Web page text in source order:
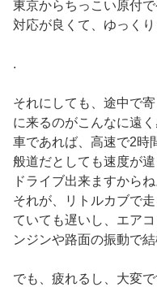
東京からちっこい原付
対応が良くて、ゆっく
.
それにしても、途中で
に来るのがこんなに遠
車であれば、高速で2時
般道だとしても速度が
ドライブ出来ますからね
それが、リトルカブで
ていても遅いし、エア
ンジンや路面の振動で
でも、疲れるし、大変